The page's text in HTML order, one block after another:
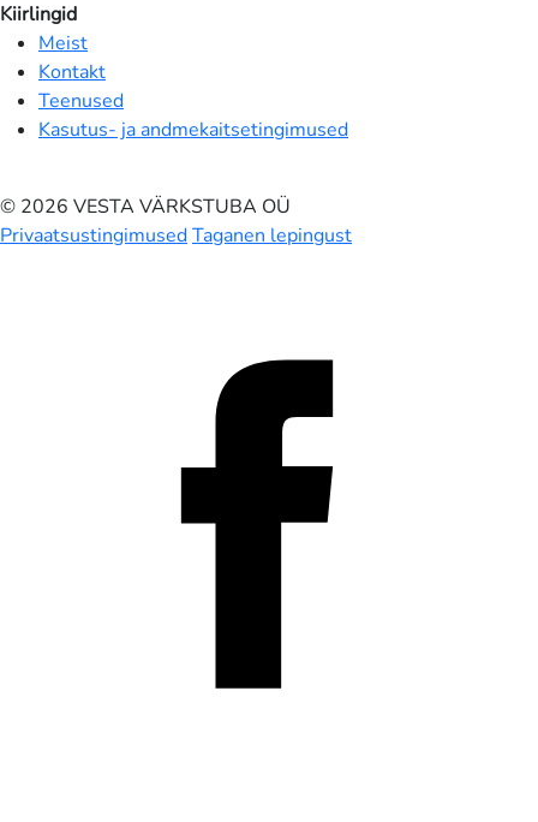
Kiirlingid
Meist
Kontakt
Teenused
Kasutus- ja andmekaitsetingimused
© 2026 VESTA VÄRKSTUBA OÜ
PrivaatsustingimusedTaganen lepingust